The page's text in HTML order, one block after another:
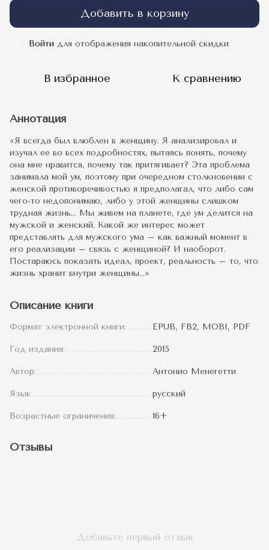
Добавить в корзину
Войти для отображения накопительной скидки
В избранное К сравнению
Аннотация
«Я всегда был влюблен в женщину. Я анализировал и
изучал ее во всех подробностях, пытаясь понять, почему
она мне нравится, почему так притягивает? Эта проблема
занимала мой ум, поэтому при очередном столкновении с
женской противоречивостью я предполагал, что либо сам
чего-то недопонимаю, либо у этой женщины слишком
трудная жизнь… Мы живем на планете, где ум делится на
мужской и женский. Какой же интерес может
представлять для мужского ума – как важный момент в
его реализации – связь с женщиной? И наоборот.
Постараюсь показать идеал, проект, реальность – то, что
жизнь хранит внутри женщины…»
Описание книги
Формат электронной книги: EPUB, FB2, MOBI, PDF
Год издания: 2015
Автор: Антонио Менегетти
Язык русский
Возрастные ограничения: 16+
Отзывы
Добавьте первый отзыв